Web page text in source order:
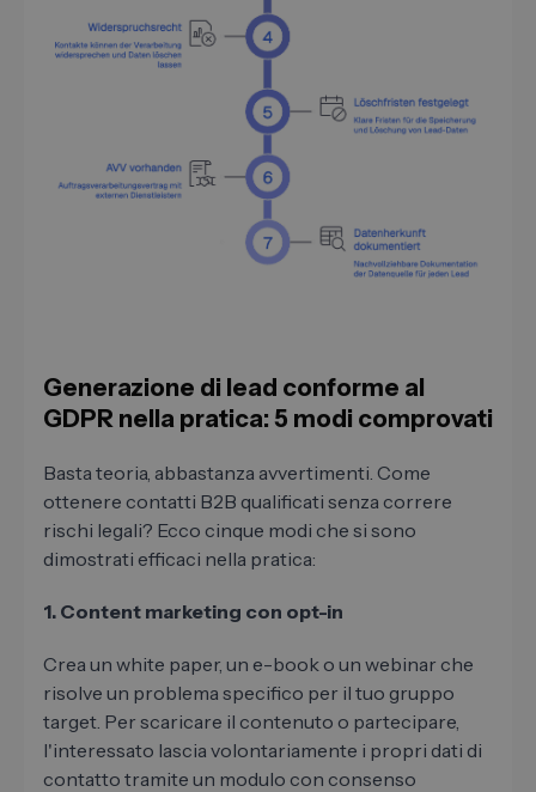
Generazione di lead conforme al
GDPR nella pratica: 5 modi comprovati
Basta teoria, abbastanza avvertimenti. Come
ottenere contatti B2B qualificati senza correre
rischi legali? Ecco cinque modi che si sono
dimostrati efficaci nella pratica:
1. Content marketing con opt-in
Crea un white paper, un e-book o un webinar che
risolve un problema specifico per il tuo gruppo
target. Per scaricare il contenuto o partecipare,
l'interessato lascia volontariamente i propri dati di
contatto tramite un modulo con consenso